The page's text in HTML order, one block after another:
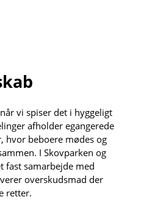
vi spiser det i hyggeligt
afholder egangerede
beboere mødes og
I Skovparken og
fast samarbejde med
overskudsmad der
retter.